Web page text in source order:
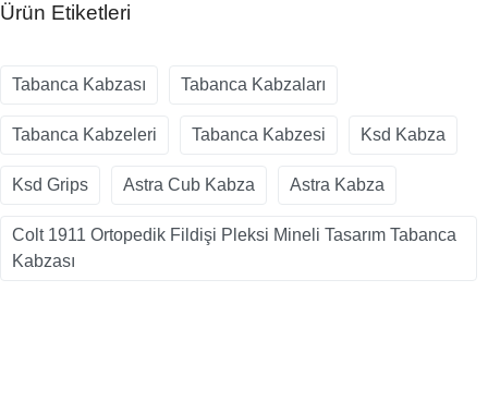
Ürün Etiketleri
Tabanca Kabzası Tabanca Kabzaları
Tabanca Kabzeleri Tabanca Kabzesi Ksd Kabza
Ksd Grips Astra Cub Kabza Astra Kabza
Colt 1911 Ortopedik Fildişi Pleksi Mineli Tasarım Tabanca
Kabzası